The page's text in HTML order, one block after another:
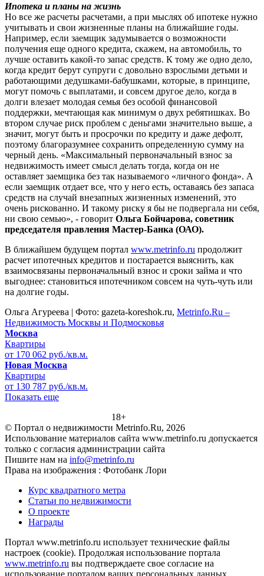
Ипотека и планы на жизнь
Но все же расчеты расчетами, а при мыслях об ипотеке нужно
учитывать и свои жизненные планы на ближайшие годы.
Например, если заемщик задумывается о возможности
получения еще одного кредита, скажем, на автомобиль, то
лучше оставить какой-то запас средств. К тому же одно дело,
когда кредит берут супруги с довольно взрослыми детьми и
работающими дедушками-бабушками, которые, в принципе,
могут помочь с выплатами, и совсем другое дело, когда в
долги влезает молодая семья без особой финансовой
поддержки, мечтающая как минимум о двух ребятишках. Во
втором случае риск проблем с деньгами значительно выше, а
значит, могут быть и просрочки по кредиту и даже дефолт,
поэтому благоразумнее сохранить определенную сумму на
черный день. «Максимальный первоначальный взнос за
недвижимость имеет смысл делать тогда, когда он не
оставляет заемщика без так называемого «личного фонда». А
если заемщик отдает все, что у него есть, оставаясь без запаса
средств на случай внезапных жизненных изменений, это
очень рискованно. И такому риску я бы не подвергала ни себя,
ни свою семью», - говорит Ольга Бойчарова, советник
председателя правления Мастер-Банка (ОАО).
В ближайшем будущем портал www.metrinfo.ru продолжит
расчет ипотечных кредитов и постарается выяснить, как
взаимосвязаны первоначальный взнос и сроки займа и что
выгоднее: становиться ипотечником совсем на чуть-чуть или
на долгие годы.
Ольга Агуреева | Фото: gazeta-koreshok.ru, Metrinfo.Ru –
Недвижимость Москвы и Подмосковья
Москва
Квартиры
от 170 062 руб./кв.м.
Новая Москва
Квартиры
от 130 787 руб./кв.м.
Показать еще
18+
© Портал о недвижимости Metrinfo.Ru, 2026
Использование материалов сайта www.metrinfo.ru допускается
только с согласия администрации сайта
Пишите нам на info@metrinfo.ru
Права на изображения : Фотобанк Лори
Курс квадратного метра
Статьи по недвижимости
О проекте
Награды
Портал www.metrinfo.ru использует технические файлы
настроек (cookie). Продолжая использование портала
www.metrinfo.ru вы подтверждаете свое согласие на
использование порталом ваших персональных данных.